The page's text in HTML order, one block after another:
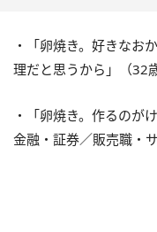
・「卵焼き。好きなお
理だと思うから」（32
・「卵焼き。作るのが
金融・証券／販売職・サ